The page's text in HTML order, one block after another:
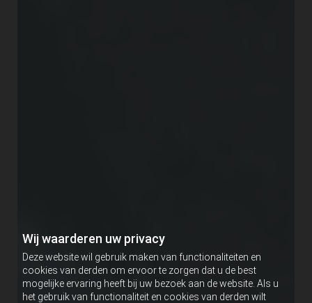
Wij waarderen uw privacy
Deze website wil gebruik maken van functionaliteiten en
cookies van derden om ervoor te zorgen dat u de best
mogelijke ervaring heeft bij uw bezoek aan de website. Als u
het gebruik van functionaliteit en cookies van derden wilt